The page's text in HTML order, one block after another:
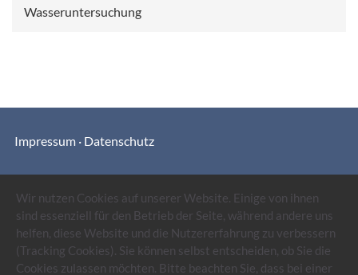
Wasseruntersuchung
Impressum Datenschutz
Wir nutzen Cookies auf unserer Website. Einige von ihnen
sind essenziell für den Betrieb der Seite, während andere uns
helfen, diese Website und die Nutzererfahrung zu verbessern
(Tracking Cookies). Sie können selbst entscheiden, ob Sie die
Cookies zulassen möchten. Bitte beachten Sie, dass bei einer